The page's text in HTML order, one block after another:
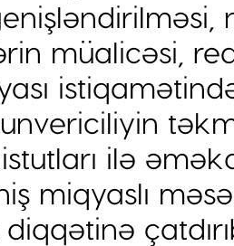
müalicəsi,
ilə
miqyaslı
diqqətinə